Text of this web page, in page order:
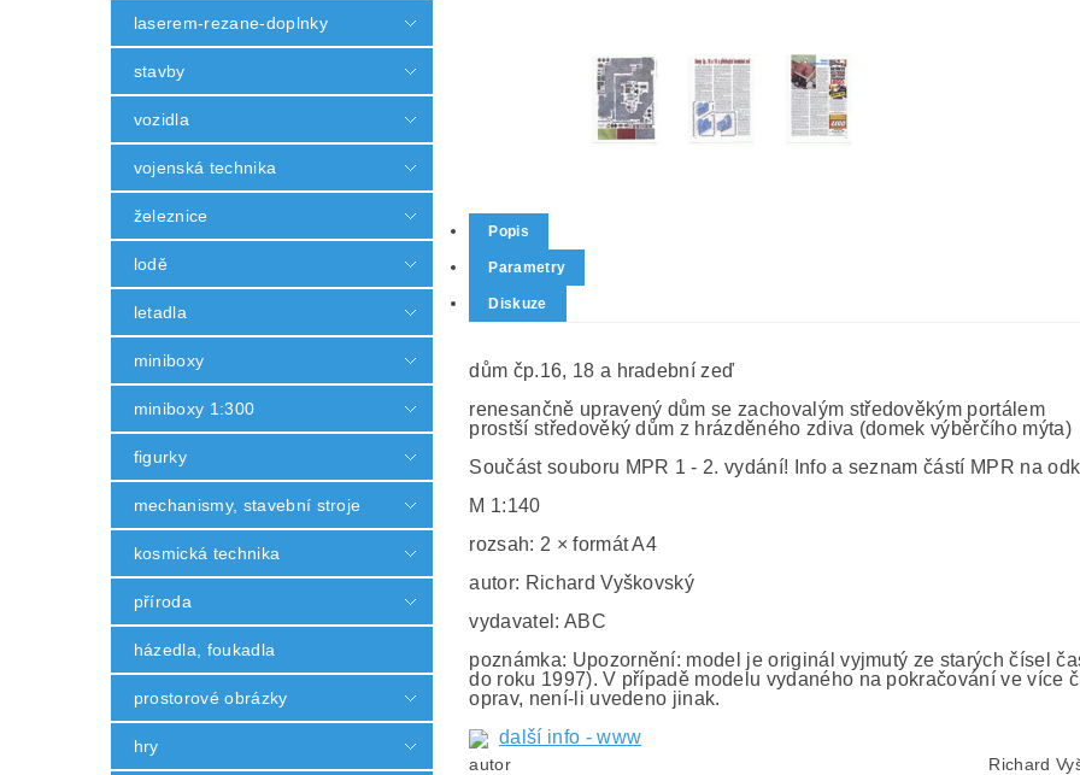
laserem-rezane-doplnky
stavby
vozidla
vojenská technika
železnice
lodě
letadla
miniboxy
miniboxy 1:300
figurky
mechanismy, stavební stroje
kosmická technika
příroda
házedla, foukadla
prostorové obrázky
hry
Popis
Parametry
Diskuze
dům čp.16, 18 a hradební zeď
renesančně upravený dům se zachovalým středověkým portálem
prostší středověký dům z hrázděného zdiva (domek výběrčího mýta)
Součást souboru MPR 1 - 2. vydání! Info a seznam částí MPR na
M 1:140
rozsah: 2 × formát A4
autor: Richard Vyškovský
vydavatel: ABC
poznámka: Upozornění: model je originál vyjmutý ze starých čísel
do roku 1997). V případě modelu vydaného na pokračování ve více
oprav, není-li uvedeno jinak.
další info - www
autor
Richard